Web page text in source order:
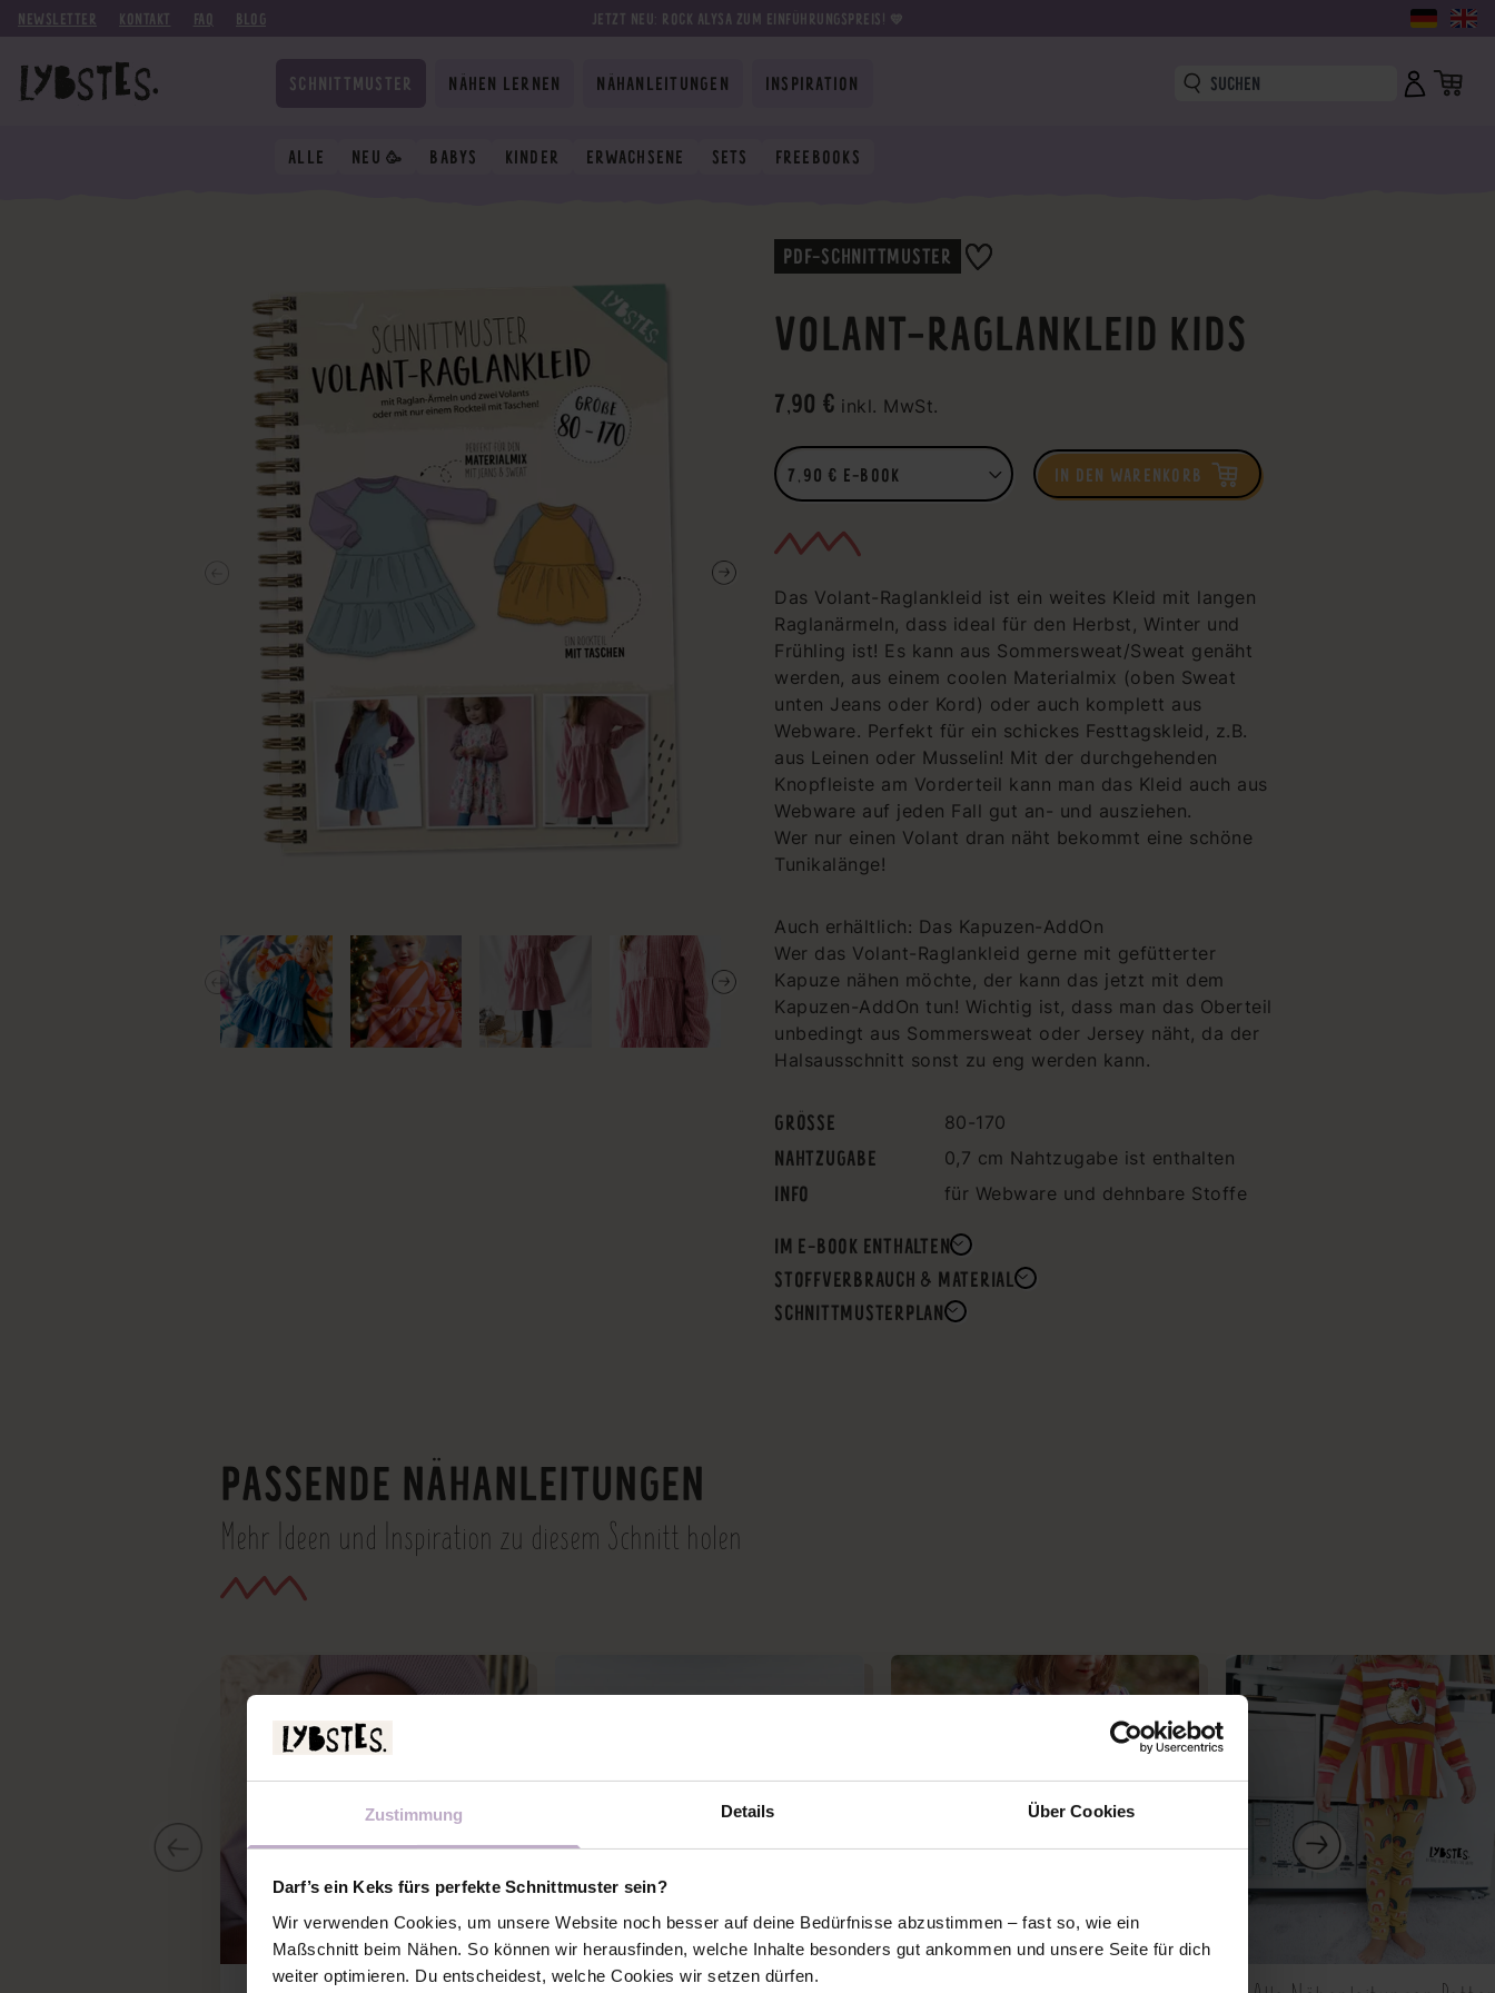
Zustimmung Details Über Cookies
Darf’s ein Keks fürs perfekte Schnittmuster sein?
Wir verwenden Cookies, um unsere Website noch besser auf deine Bedürfnisse abzustimmen – fast so, wie ein
Maßschnitt beim Nähen. So können wir herausfinden, welche Inhalte besonders gut ankommen und unsere Seite für dich
weiter optimieren. Du entscheidest, welche Cookies wir setzen dürfen.
NEWSLETTER KONTAKT FAQ BLOG JETZT NEU: ROCK ALYSA ZUM EINFÜHRUNGSPREIS! 💛
SCHNITTMUSTER
ALLE NEU 🥳 BABYS KINDER ERWACHSENE SETS FREEBOOKS
NÄHEN LERNEN NÄHANLEITUNGEN INSPIRATION
PDF-SCHNITTMUSTER
VOLANT-RAGLANKLEID KIDS
7,90 € inkl. MwSt.
IN DEN WARENKORB
Das Volant-Raglankleid ist ein weites Kleid mit langen
Raglanärmeln, dass ideal für den Herbst, Winter und
Frühling ist! Es kann aus Sommersweat/Sweat genäht
werden, aus einem coolen Materialmix (oben Sweat
unten Jeans oder Kord) oder auch komplett aus
Webware. Perfekt für ein schickes Festtagskleid, z.B.
aus Leinen oder Musselin! Mit der durchgehenden
Knopfleiste am Vorderteil kann man das Kleid auch aus
Webware auf jeden Fall gut an- und ausziehen.
Wer nur einen Volant dran näht bekommt eine schöne
Tunikalänge!
Auch erhältlich: Das Kapuzen-AddOn
Wer das Volant-Raglankleid gerne mit gefütterter
Kapuze nähen möchte, der kann das jetzt mit dem
Kapuzen-AddOn tun! Wichtig ist, dass man das Oberteil
unbedingt aus Sommersweat oder Jersey näht, da der
Halsausschnitt sonst zu eng werden kann.
GRÖSSE 80-170
NAHTZUGABE 0,7 cm Nahtzugabe ist enthalten
INFO für Webware und dehnbare Stoffe
IM E-BOOK ENTHALTEN
STOFFVERBRAUCH & MATERIAL
SCHNITTMUSTERPLAN
PASSENDE NÄHANLEITUNGEN
Mehr Ideen und Inspiration zu diesem Schnitt holen